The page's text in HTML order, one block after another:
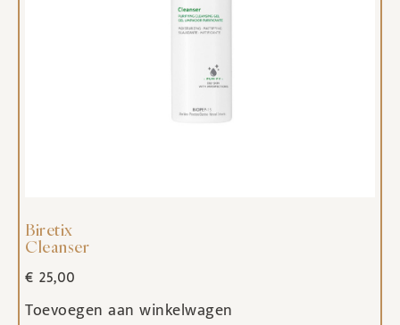
Biretix
Cleanser
€ 25,00
Toevoegen aan winkelwagen